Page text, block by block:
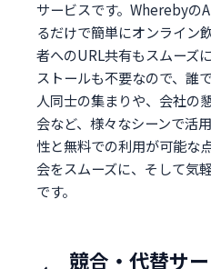
サービスです。Wherebyの
るだけで簡単にオンライン
者へのURL共有もスムーズ
ストールも不要なので、誰
人同士の集まりや、会社の
会など、様々なシーンで活
性と無料での利用が可能な
会をスムーズに、そして気
です。
競合・代替サ